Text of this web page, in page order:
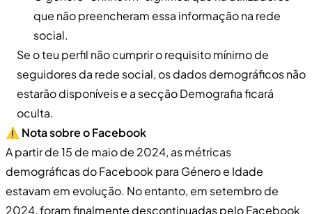
que não preencheram essa informação na rede
social.
Se o teu perfil não cumprir o requisito mínimo de
seguidores da rede social, os dados demográficos não
estarão disponíveis e a secção Demografia ficará
oculta.
⚠️ Nota sobre o Facebook
A partir de 15 de maio de 2024, as métricas
demográficas do Facebook para Género e Idade
estavam em evolução. No entanto, em setembro de
2024, foram finalmente descontinuadas pelo Facebook